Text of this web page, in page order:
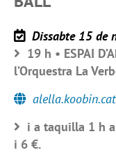
Dissabte 15 de
19 h • ESPAI
l’Orquestra La
alella.koobin.cat
i a taquilla 1 h
i 6 €.